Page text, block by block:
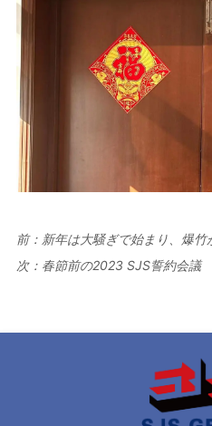
前： 新年は大騒ぎで始まり、爆
次： 春節前の2023 SJS誓約会議